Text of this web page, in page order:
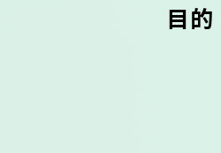
目的